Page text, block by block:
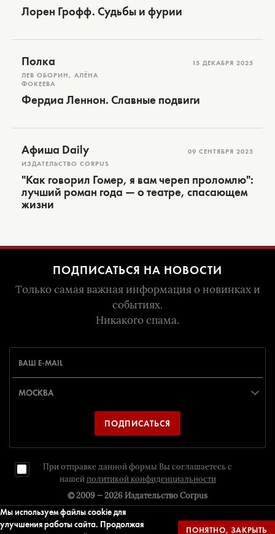
Лорен Грофф. Судьбы и фурии
Полка
ЛЕВ ОБОРИН, АЛЁНА
ФОКЕЕВА
15 ДЕКАБРЯ 2025
Фердиа Леннон. Славные подвиги
Афиша Daily
ИЗДАТЕЛЬСТВО CORPUS
09 СЕНТЯБРЯ 2025
"Как говорил Гомер, я вам череп проломлю":
лучший роман года — о театре, спасающем
жизни
ПОДПИСАТЬСЯ НА НОВОСТИ
Только самая важная информация о новинках и
событиях.
Никакого спама.
ПОДПИСАТЬСЯ
При отправке данной формы Вы соглашаетесь с
нашей политикой конфиденциальности
© 2009 — 2026 Издательство Corpus
Мы используем файлы cookie для
улучшения работы сайта. Продолжая
ПОНЯТНО, ЗАКРЫТЬ